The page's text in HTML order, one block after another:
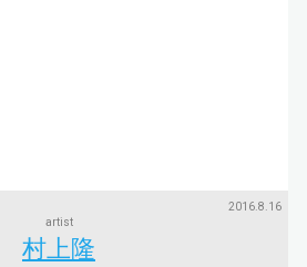
2016.8.16
artist
村上隆